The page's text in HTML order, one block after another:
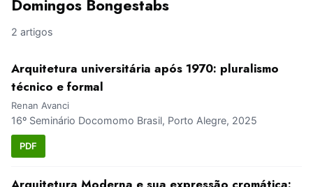
Domingos Bongestabs
2 artigos
Arquitetura universitária após 1970: pluralismo
técnico e formal
Renan Avanci
16º Seminário Docomomo Brasil, Porto Alegre, 2025
PDF